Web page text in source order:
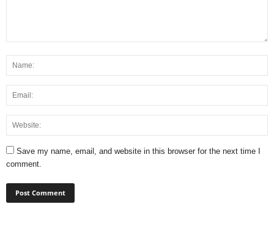
Save my name, email, and website in this browser for the next time I
comment.